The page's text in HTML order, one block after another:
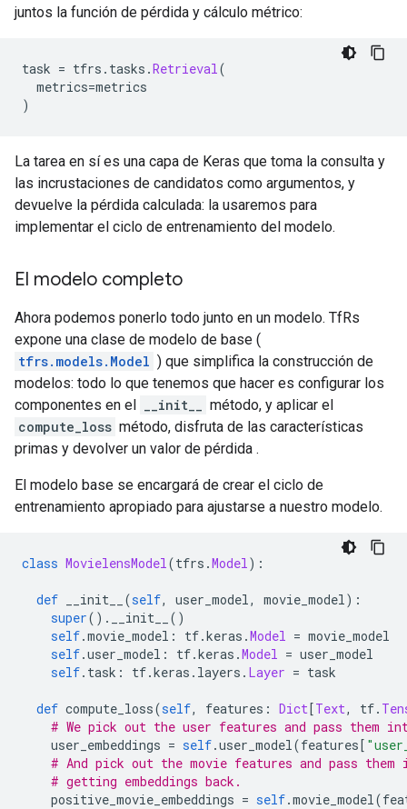
juntos la función de pérdida y cálculo métrico:
task = tfrs . tasks .Retrieval(
metrics=metrics
)
La tarea en sí es una capa de Keras que toma la consulta y
las incrustaciones de candidatos como argumentos, y
devuelve la pérdida calculada: la usaremos para
implementar el ciclo de entrenamiento del modelo.
El modelo completo
Ahora podemos ponerlo todo junto en un modelo. TfRs
expone una clase de modelo de base (
tfrs.models.Model ) que simplifica la construcción de
modelos: todo lo que tenemos que hacer es configurar los
componentes en el
__init__
método, y aplicar el
compute_loss método, disfruta de las características
primas y devolver un valor de pérdida .
El modelo base se encargará de crear el ciclo de
entrenamiento apropiado para ajustarse a nuestro modelo.
class MovielensModel(tfrs .Model):
def __init__ (self, user_model, movie_model):
super(). __init__
()
self.movie_model : tf.keras .Model = movie_model
self.user_model : tf.keras .Model = user_model
self. task : tf.keras . layers . Layer = task
def compute_loss(self, features : Dict[Text, tf.
# We pick out the user features and pass them
user_embeddings = self.user_model(features[
# And pick out the movie features and pass them
# getting embeddings back.
positive_movie_embeddings = self.movie_model(